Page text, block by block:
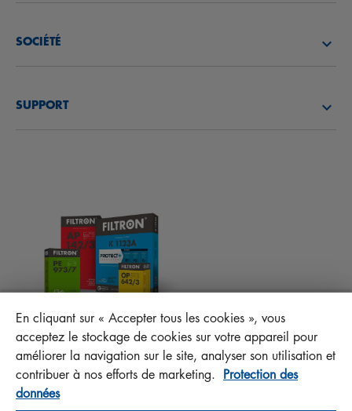
PROTECT+
SOCIÉTÉ
SUPPORT
FAQ
MANN+HUMMEL FT Poland
Sp. z o. o. Sp. k.
ul. Wrocławska 145, 63-800 GOSTYŃ, POLAND
Privacy Statement
En cliquant sur « Accepter tous les cookies », vous
acceptez le stockage de cookies sur votre appareil pour
améliorer la navigation sur le site, analyser son utilisation et
contribuer à nos efforts de marketing. Protection des
données